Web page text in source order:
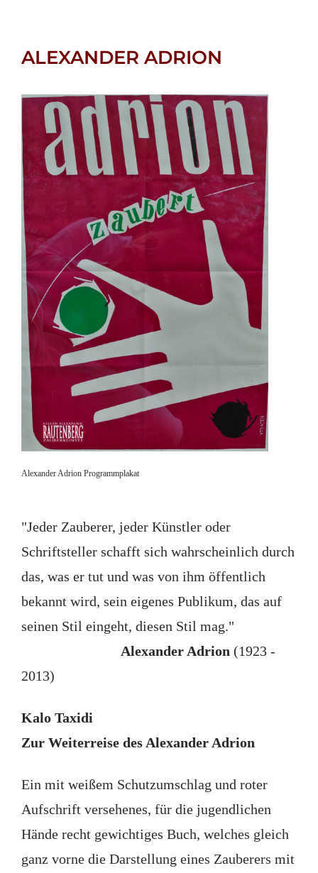
ALEXANDER ADRION
Alexander Adrion Programmplakat
"Jeder Zauberer, jeder Künstler oder
Schriftsteller schafft sich wahrscheinlich durch
das, was er tut und was von ihm öffentlich
bekannt wird, sein eigenes Publikum, das auf
seinen Stil eingeht, diesen Stil mag."
Alexander Adrion (1923 -
2013)
Kalo Taxidi
Zur Weiterreise des Alexander Adrion
Ein mit weißem Schutzumschlag und roter
Aufschrift versehenes, für die jugendlichen
Hände recht gewichtiges Buch, welches gleich
ganz vorne die Darstellung eines Zauberers mit